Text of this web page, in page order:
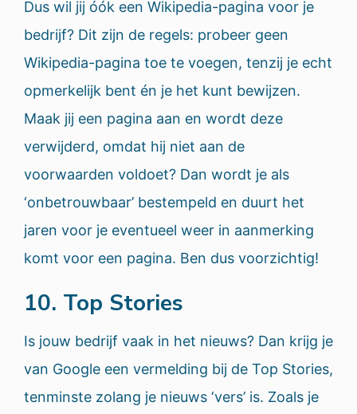
Dus wil jij óók een Wikipedia-pagina voor je
bedrijf? Dit zijn de regels: probeer geen
Wikipedia-pagina toe te voegen, tenzij je echt
opmerkelijk bent én je het kunt bewijzen.
Maak jij een pagina aan en wordt deze
verwijderd, omdat hij niet aan de
voorwaarden voldoet? Dan wordt je als
‘onbetrouwbaar’ bestempeld en duurt het
jaren voor je eventueel weer in aanmerking
komt voor een pagina. Ben dus voorzichtig!
10. Top Stories
Is jouw bedrijf vaak in het nieuws? Dan krijg je
van Google een vermelding bij de Top Stories,
tenminste zolang je nieuws ‘vers’ is. Zoals je